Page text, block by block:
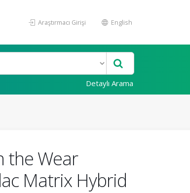
Araştırmacı Girişi English
Detaylı Arama
the Wear
Matrix Hybrid